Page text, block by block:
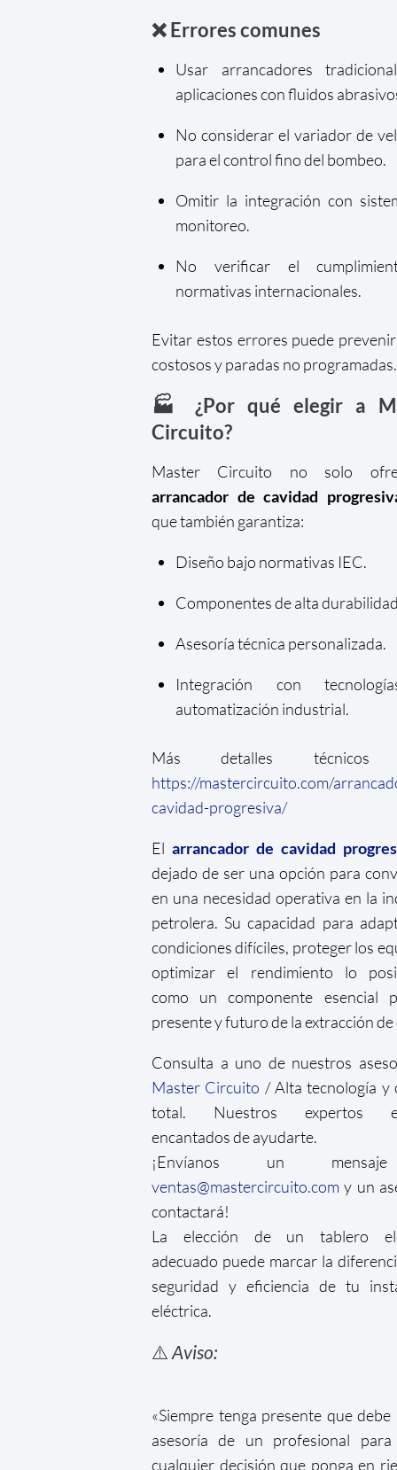
❌ Errores comunes
Usar arrancadores
aplicaciones con fluidos
No considerar el variador de
para el control fino del bombeo.
Omitir la integración con
monitoreo.
No verificar el
normativas internacionales.
Evitar estos errores puede
costosos y paradas no programadas.
🏭 ¿Por qué elegir a
Circuito?
Master Circuito no solo
arrancador de cavidad
que también garantiza:
Diseño bajo normativas IEC.
Componentes de alta
Asesoría técnica personalizada.
Integración con
automatización industrial.
Más detalles técnicos
https://mastercircuito.com/
cavidad-progresiva/
El arrancador de cavidad
dejado de ser una opción para
en una necesidad operativa en la
petrolera. Su capacidad para
condiciones difíciles, proteger los
optimizar el rendimiento lo
como un componente esencial
presente y futuro de la extracción
Consulta a uno de nuestros
Master Circuito / Alta tecnología y
total. Nuestros expertos
encantados de ayudarte.
¡Envíanos un
ventas@mastercircuito.com y un
contactará!
La elección de un tablero
adecuado puede marcar la
seguridad y eficiencia de tu
eléctrica.
⚠️ Aviso:
«Siempre tenga presente que debe
asesoría de un profesional
cualquier decisión que ponga en